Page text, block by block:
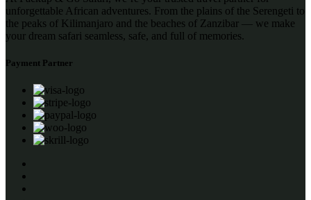
unforgettable African adventures. From the plains of the Serengeti to
the peaks of Kilimanjaro and the beaches of Zanzibar — we make
your dream safari seamless, safe, and full of memories.
Payment Partner